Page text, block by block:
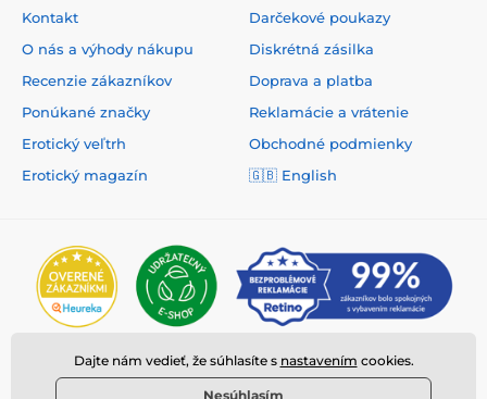
Kontakt
O nás a výhody nákupu
Recenzie zákazníkov
Ponúkané značky
Erotický veľtrh
Erotický magazín
Darčekové poukazy
Diskrétná zásilka
Doprava a platba
Reklamácie a vrátenie
Obchodné podmienky
🇬🇧 English
Dajte nám vedieť, že súhlasíte s nastavením cookies.
Nesúhlasím